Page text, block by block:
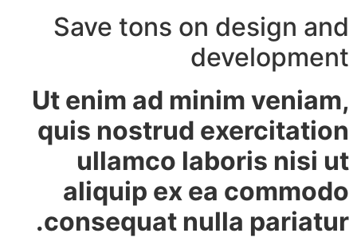
Save tons on design and
development
Ut enim ad minim veniam,
quis nostrud exercitation
ullamco laboris nisi ut
aliquip ex ea commodo
consequat nulla pariatur.